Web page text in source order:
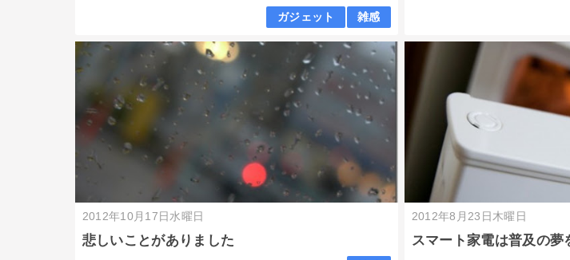
ガジェット 雑感
2012年10月17日水曜日
悲しいことがありました
2012年8月23日木曜日
スマート家電は普及の夢